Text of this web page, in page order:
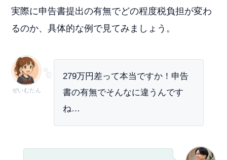
実際に申告書提出の有無でどの程度税負担が変わ
るのか、具体的な例で見てみましょう。
ぜいむたん
279万円差って本当ですか！申告
書の有無でそんなに違うんです
ね…